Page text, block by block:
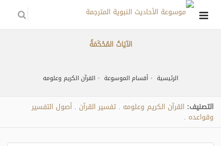
الآيَاتُ المُحْكَمَةُ
الرئيسية أقسام الموسوعة القرآن الكريم وعلومه
التصنيف: القرآن الكريم وعلومه تفسير القرآن أصول التفسير
وقواعده